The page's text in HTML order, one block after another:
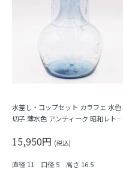
水差し・コップセット カラフェ 水色
切子 薄水色 アンティーク 昭和レトロ
15,950円 (税込)
直径 11 口径 5 高さ 16.5